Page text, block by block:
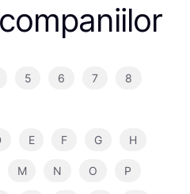
5 6 7 8
E F G H
M N O P